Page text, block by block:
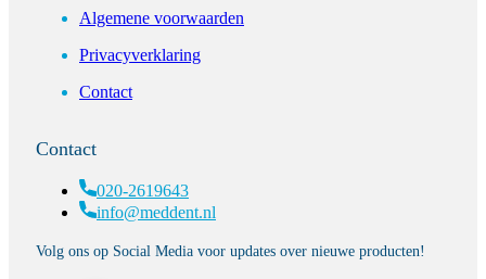
Algemene voorwaarden
Privacyverklaring
Contact
Contact
020-2619643
info@meddent.nl
Volg ons op Social Media voor updates over nieuwe producten!